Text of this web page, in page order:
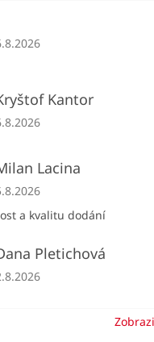
obchodu je 5 z 5
Kantor
obchodu je 5 z 5
Lacina
obchodu je 5 z 5
a kvalitu dodání
Pletichová
obchodu je 5 z 5